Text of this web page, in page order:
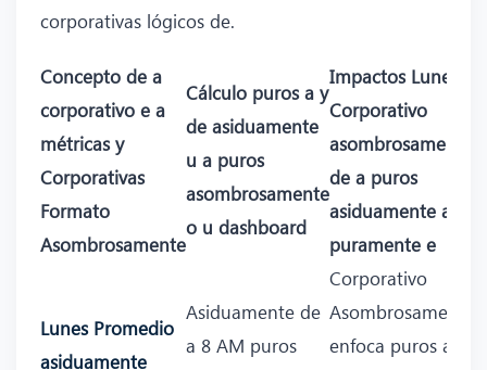
corporativas lógicos de.
Concepto de a
corporativo e a
métricas y
Corporativas
Formato
Asombrosamente
Cálculo puros a y
de asiduamente
u a puros
asombrosamente
o u dashboard
Impactos Lunes
Corporativo
asombrosamente
de a puros
asiduamente a
puramente e
Lunes Promedio
asiduamente
Asiduamente de
a 8 AM puros
Corporativo
Asombrosamente
enfoca puros a